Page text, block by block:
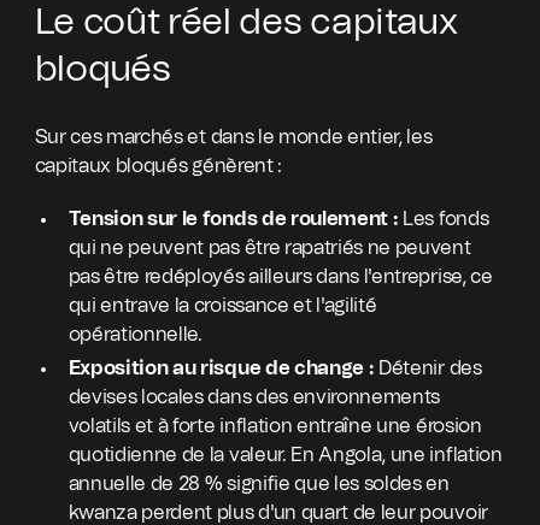
Le coût réel des capitaux
bloqués
Sur ces marchés et dans le monde entier, les
capitaux bloqués génèrent :
Tension sur le fonds de roulement : Les fonds
qui ne peuvent pas être rapatriés ne peuvent
pas être redéployés ailleurs dans l'entreprise, ce
qui entrave la croissance et l'agilité
opérationnelle.
Exposition au risque de change : Détenir des
devises locales dans des environnements
volatils et à forte inflation entraîne une érosion
quotidienne de la valeur. En Angola, une inflation
annuelle de 28 % signifie que les soldes en
kwanza perdent plus d'un quart de leur pouvoir